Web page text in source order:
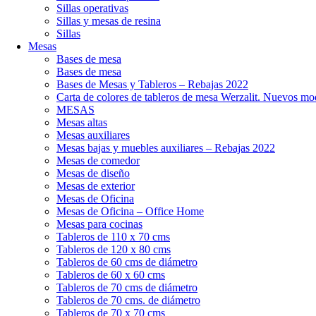
Sillas operativas
Sillas y mesas de resina
Sillas
Mesas
Bases de mesa
Bases de mesa
Bases de Mesas y Tableros – Rebajas 2022
Carta de colores de tableros de mesa Werzalit. Nuevos
MESAS
Mesas altas
Mesas auxiliares
Mesas bajas y muebles auxiliares – Rebajas 2022
Mesas de comedor
Mesas de diseño
Mesas de exterior
Mesas de Oficina
Mesas de Oficina – Office Home
Mesas para cocinas
Tableros de 110 x 70 cms
Tableros de 120 x 80 cms
Tableros de 60 cms de diámetro
Tableros de 60 x 60 cms
Tableros de 70 cms de diámetro
Tableros de 70 cms. de diámetro
Tableros de 70 x 70 cms